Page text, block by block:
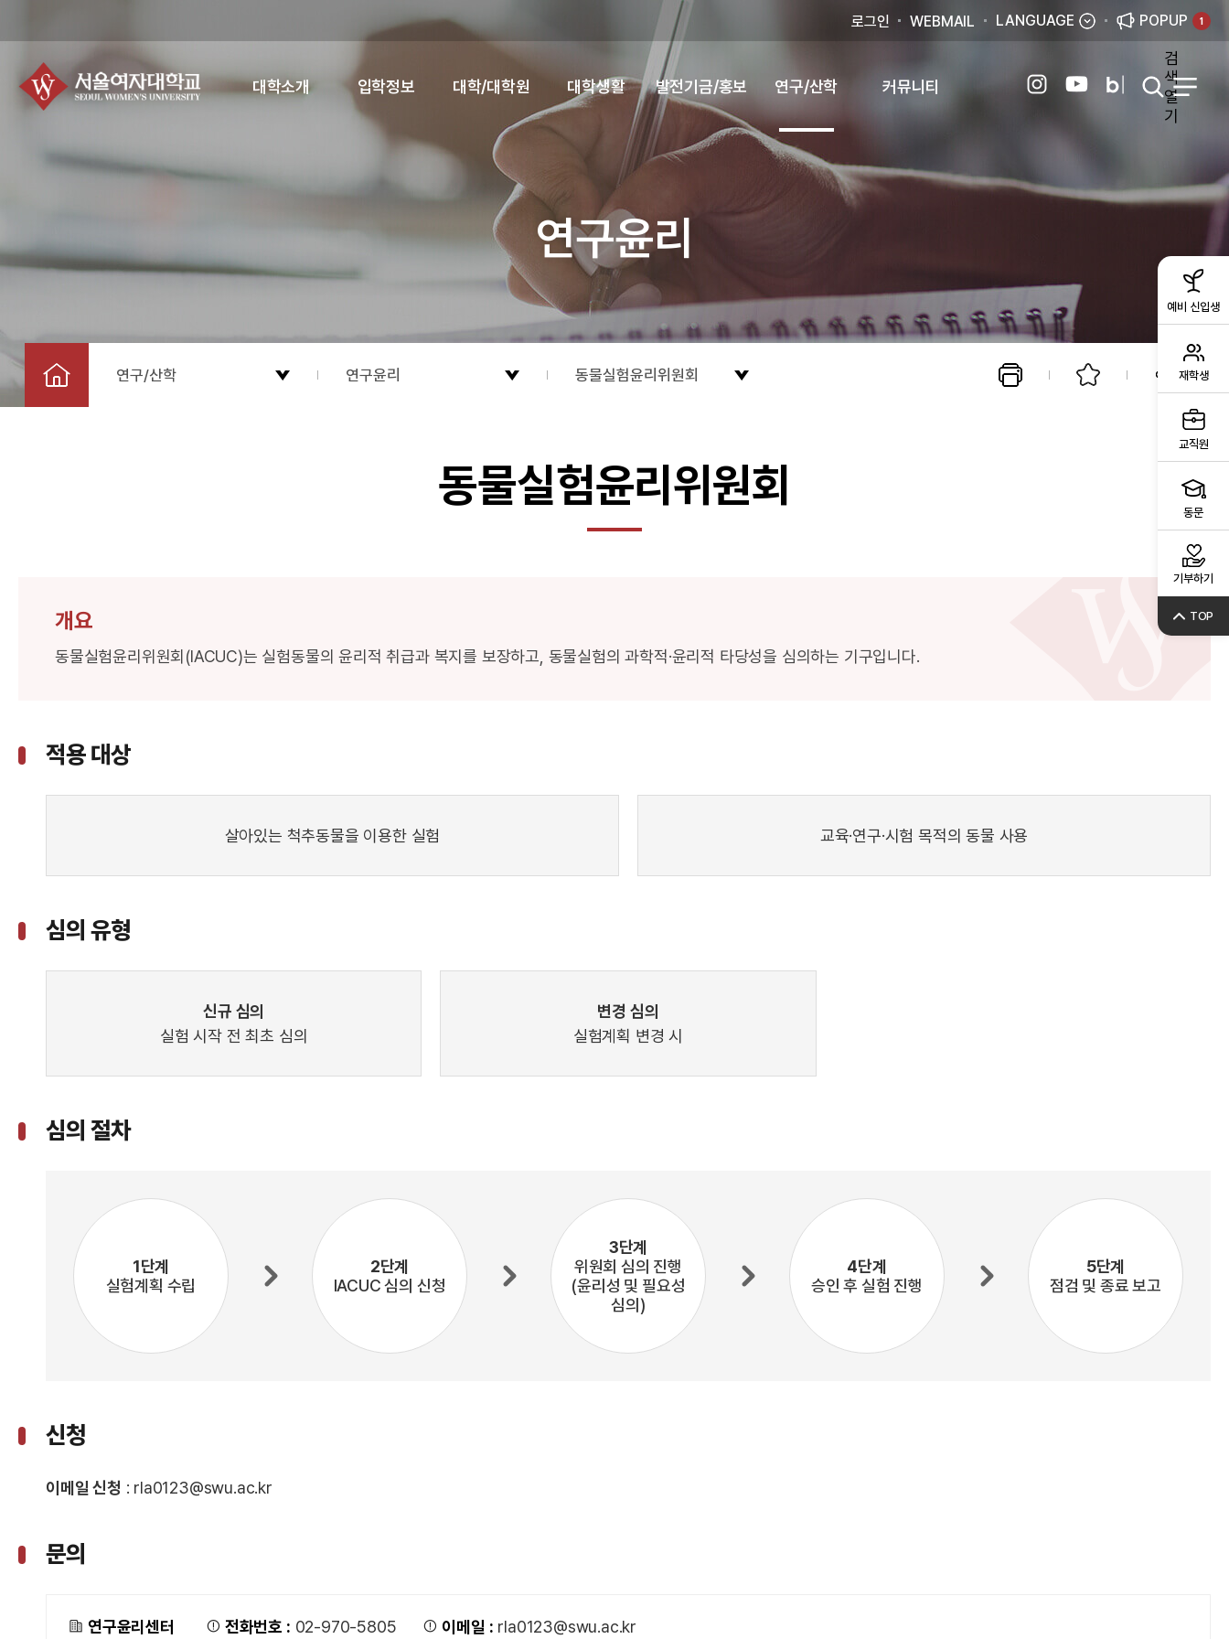
연구윤리
로그인 WEBMAIL LANGUAGE POPUP 1
대학소개 입학정보 대학/대학원 대학생활 발전기금/홍보 연구/산학 커뮤니티
검
색
열
기
연구/산학 연구윤리 동물실험윤리위원회
예비 신입생
재학생
교직원
동문
기부하기
TOP
동물실험윤리위원회
개요
동물실험윤리위원회(IACUC)는 실험동물의 윤리적 취급과 복지를 보장하고, 동물실험의 과학적·윤리적 타당성을 심의하는 기구입니다.
적용 대상
살아있는 척추동물을 이용한 실험 교육·연구·시험 목적의 동물 사용
심의 유형
신규 심의
실험 시작 전 최초 심의
변경 심의
실험계획 변경 시
심의 절차
1단계
실험계획 수립
2단계
IACUC 심의 신청
3단계
위원회 심의 진행
(윤리성 및 필요성
심의)
4단계
승인 후 실험 진행
5단계
점검 및 종료 보고
신청
이메일 신청 : rla0123@swu.ac.kr
문의
연구윤리센터 전화번호 : 02-970-5805 이메일 : rla0123@swu.ac.kr